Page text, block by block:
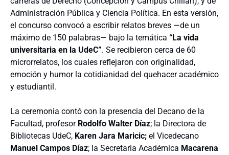
Administración Pública y Ciencia Política. En esta versión,
el concurso convocó a escribir relatos breves —de un
máximo de 150 palabras— bajo la temática “La vida
universitaria en la UdeC”. Se recibieron cerca de 60
microrrelatos, los cuales reflejaron con originalidad,
emoción y humor la cotidianidad del quehacer académico
y estudiantil.
La ceremonia contó con la presencia del Decano de la
Facultad, profesorRodolfo Walter Díaz; la Directora de
Bibliotecas UdeC, Karen Jara Maricic; el Vicedecano
Manuel Campos Díaz; la Secretaria Académica Macarena